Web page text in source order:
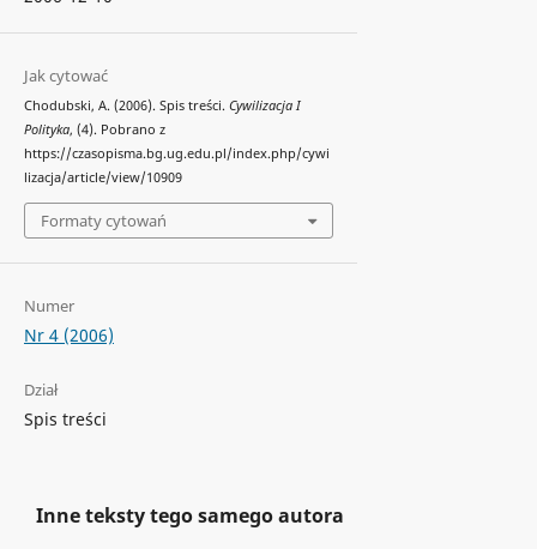
Jak cytować
Chodubski, A. (2006). Spis treści. Cywilizacja I
Polityka, (4). Pobrano z
https://czasopisma.bg.ug.edu.pl/index.php/cywi
lizacja/article/view/10909
Formaty cytowań
Numer
Nr 4 (2006)
Dział
Spis treści
Inne teksty tego samego autora